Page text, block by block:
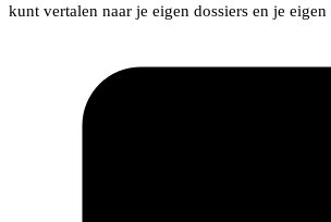
kunt vertalen naar je eigen dossiers en je